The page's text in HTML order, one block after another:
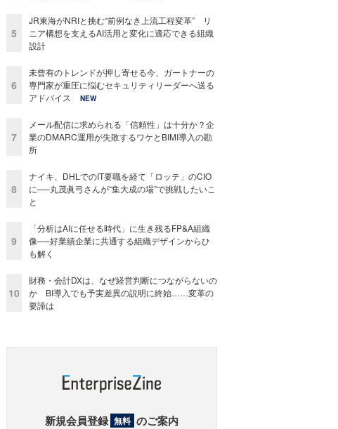
5
JR東海がNRIと挑む“前例なき上流工程変革” リ
ニア構想を支えるAI活用と変化に適応できる組織
設計
6
未曾有のトレンドが押し寄せる今、ガートナーの
専門家が重圧に悩むセキュリティリーダーへ送る
アドバイス
NEW
7
メール配信に求められる「信頼性」は十分か？企
業のDMARC運用が失敗するワケとBIMI導入の勘
所
8
ナイキ、DHLでのIT要職を経て「ロッテ」のCIO
に──丸茂眞弓さんが“集大成の場”で挑戦したいこ
と
9
「分析はAIに任せる時代」に生き残るFP&A組織
像──好業績企業に共通する組織デザインからひ
も解く
10
財務・会計DXは、なぜ経営判断につながらないの
か BI導入でも予実差異の説明に終始……変革の
要諦は
新規会員登録 無料 のご案内